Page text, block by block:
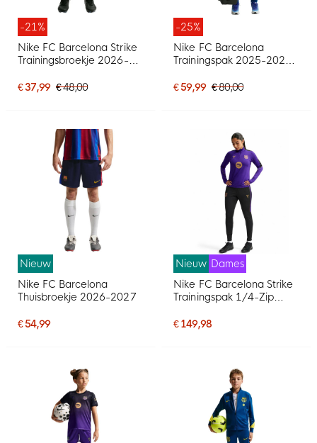
-21%
Nike FC Barcelona Strike
Trainingsbroekje 2026-
Geel
€ 37,99 € 48,00
-25%
Nike FC Barcelona
Trainingspak 2025-2026
Rood
€ 59,99 € 80,00
Nieuw
Nike FC Barcelona
Thuisbroekje 2026-2027
€ 54,99
Nieuw Dames
Nike FC Barcelona Strike
Trainingspak 1/4-Zip
Zwart Goud
€ 149,98